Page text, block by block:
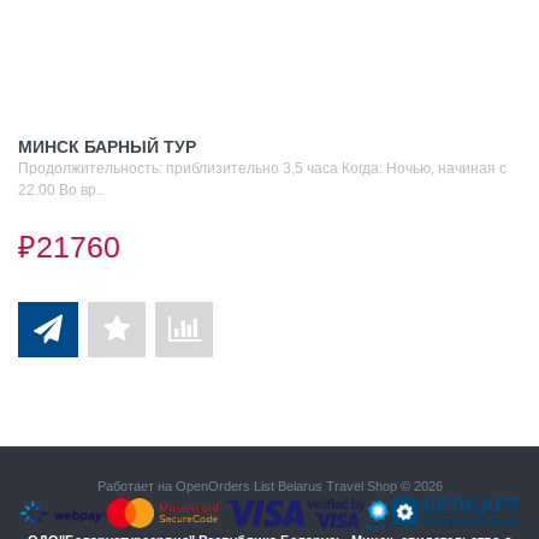
МИНСК БАРНЫЙ ТУР
Продолжительность: приблизительно 3,5 часа Когда: Ночью, начиная с
22.00 Во вр..
₽21760
Работает на OpenOrders ListBelarus Travel Shop © 2026